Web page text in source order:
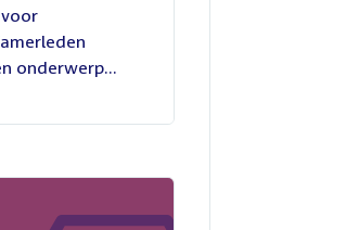
onderwerp...